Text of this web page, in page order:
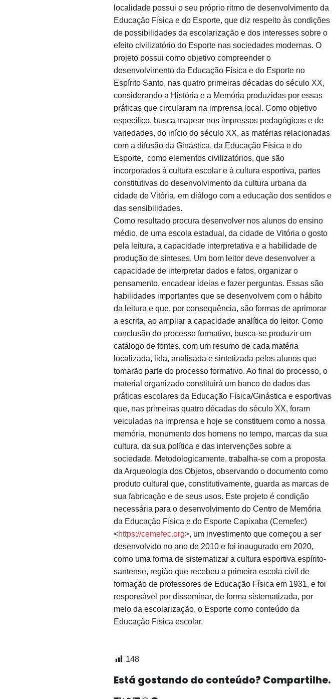
localidade possui o seu próprio ritmo de desenvolvimento da
Educação Física e do Esporte, que diz respeito às condições
de possibilidades da escolarização e dos interesses sobre o
efeito civilizatório do Esporte nas sociedades modernas. O
projeto possui como objetivo compreender o
desenvolvimento da Educação Física e do Esporte no
Espírito Santo, nas quatro primeiras décadas do século XX,
considerando a História e a Memória produzidas por essas
práticas que circularam na imprensa local. Como objetivo
específico, busca mapear nos impressos pedagógicos e de
variedades, do início do século XX, as matérias relacionadas
com a difusão da Ginástica, da Educação Física e do
Esporte, como elementos civilizatórios, que são
incorporados à cultura escolar e à cultura esportiva, partes
constitutivas do desenvolvimento da cultura urbana da
cidade de Vitória, em diálogo com a educação dos sentidos e
das sensibilidades.
Como resultado procura desenvolver nos alunos do ensino
médio, de uma escola estadual, da cidade de Vitória o gosto
pela leitura, a capacidade interpretativa e a habilidade de
produção de sínteses. Um bom leitor deve desenvolver a
capacidade de interpretar dados e fatos, organizar o
pensamento, encadear ideias e fazer perguntas. Essas são
habilidades importantes que se desenvolvem com o hábito
da leitura e que, por consequência, são formas de aprimorar
a escrita, ao ampliar a capacidade analítica do leitor. Como
conclusão do processo formativo, busca-se produzir um
catálogo de fontes, com um resumo de cada matéria
localizada, lida, analisada e sintetizada pelos alunos que
tomarão parte do processo formativo. Ao final do processo, o
material organizado constituirá um banco de dados das
práticas escolares da Educação Física/Ginástica e esportivas
que, nas primeiras quatro décadas do século XX, foram
veiculadas na imprensa e hoje se constituem como a nossa
memória, monumento dos homens no tempo, marcas da sua
cultura, da sua política e das intervenções sobre a
sociedade. Metodologicamente, trabalha-se com a proposta
da Arqueologia dos Objetos, observando o documento como
produto cultural que, constitutivamente, guarda as marcas de
sua fabricação e de seus usos. Este projeto é condição
necessária para o desenvolvimento do Centro de Memória
da Educação Física e do Esporte Capixaba (Cemefec)
<https://cemefec.org>, um investimento que começou a ser
desenvolvido no ano de 2010 e foi inaugurado em 2020,
como uma forma de sistematizar a cultura esportiva espírito-
santense, região que recebeu a primeira escola civil de
formação de professores de Educação Física em 1931, e foi
responsável por disseminar, de forma sistematizada, por
meio da escolarização, o Esporte como conteúdo da
Educação Física escolar.
148
Está gostando do conteúdo? Compartilhe.